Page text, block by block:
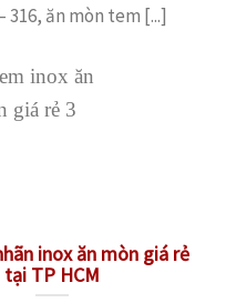
316, ăn mòn tem [...]
inox ăn mòn giá rẻ
tại TP HCM